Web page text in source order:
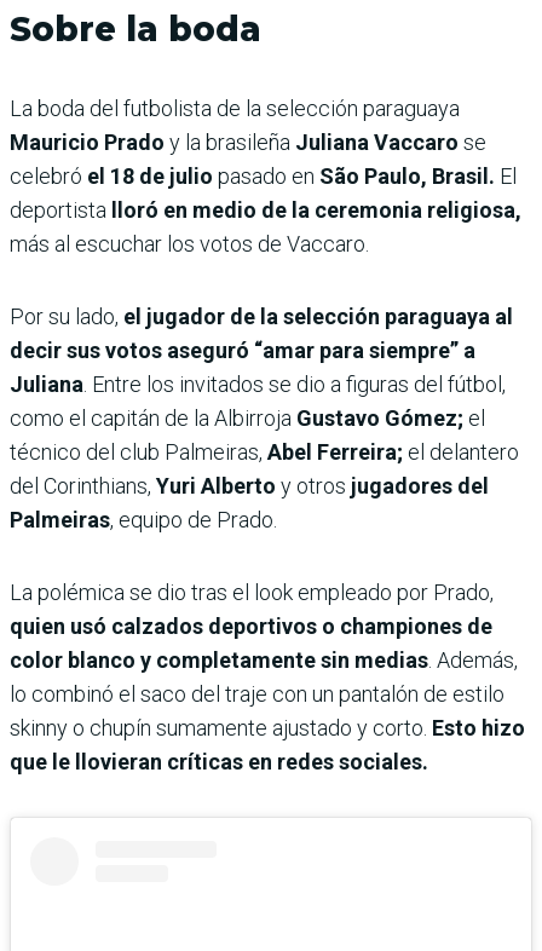
Sobre la boda
La boda del futbolista de la selección paraguaya
Mauricio Prado y la brasileña Juliana Vaccaro se
celebró el 18 de julio pasado en São Paulo, Brasil. El
deportista
lloró en medio de la ceremonia religiosa,
más al escuchar los votos de Vaccaro.
Por su lado, el jugador de la selección paraguaya al
decir sus votos aseguró “amar para siempre” a
Juliana . Entre los invitados se dio a figuras del fútbol,
como el capitán de la Albirroja Gustavo Gómez; el
técnico del club Palmeiras, Abel Ferreira; el delantero
del Corinthians, Yuri Alberto y otros jugadores del
Palmeiras, equipo de Prado.
La polémica se dio tras el look empleado por Prado,
quien usó calzados deportivos o championes de
color blanco y completamente sin medias . Además,
lo combinó el saco del traje con un pantalón de estilo
skinny o chupín sumamente ajustado y corto. Esto hizo
que le llovieran críticas en redes sociales.